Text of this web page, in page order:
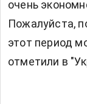
очень
Пожалуйста,
этот период
отметили в